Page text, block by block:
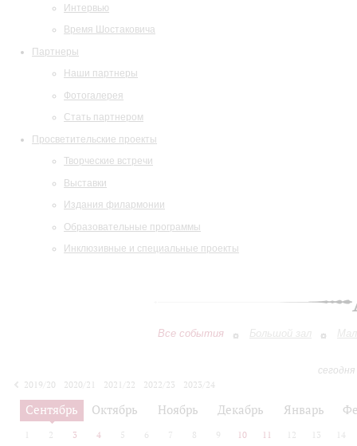
Интервью
Время Шостаковича
Партнеры
Наши партнеры
Фотогалерея
Стать партнером
Просветительские проекты
Творческие встречи
Выставки
Издания филармонии
Образовательные программы
Инклюзивные и специальные проекты
Все события Большой зал
2019/20
2020/21 2021/22 2022/23
2023/24
2024/25
2025/26
Сентябрь Октябрь Ноябрь Декабрь Январь
2 3 4 5 6 7 8 9 10 11 12 13 14